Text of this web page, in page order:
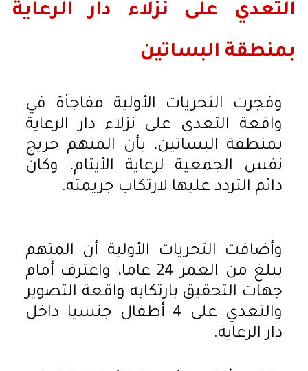
التعدي على نزلاء دار الرعاية
بمنطقة البساتين
وفجرت التحريات الأولية مفاجأة في
واقعة التعدي على نزلاء دار الرعاية
بمنطقة البساتين، بأن المتهم خريج
نفس الجمعية لرعاية الأيتام، وكان
دائم التردد عليها لارتكاب جريمته.
وأضافت التحريات الأولية أن المتهم
يبلغ من العمر 24 عاما، واعترف أمام
جهات التحقيق بارتكابه واقعة التصوير
والتعدي على 4 أطفال جنسيا داخل
دار الرعاية.